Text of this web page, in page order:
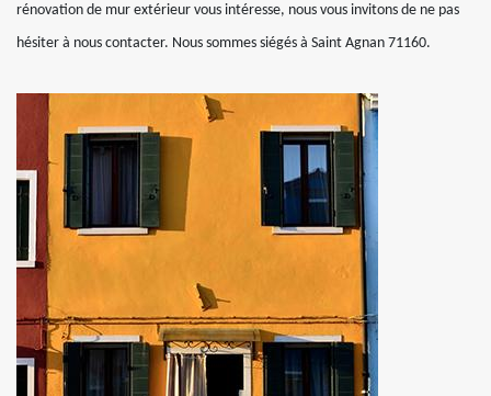
rénovation de mur extérieur vous intéresse, nous vous invitons de ne pas
hésiter à nous contacter. Nous sommes siégés à Saint Agnan 71160.